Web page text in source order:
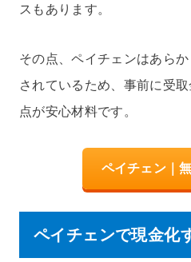
スもあります。
その点、ペイチェンはあら
されているため、事前に受
点が安心材料です。
ペイチェン｜
ペイチェンで現金化